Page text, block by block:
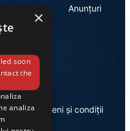
Anunțuri
Termeni și condiții
×
soon
the
analiza